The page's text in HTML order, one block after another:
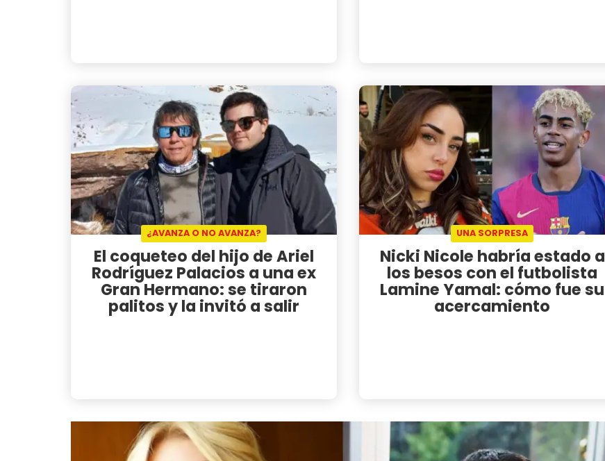
¿AVANZA O NO AVANZA?
El coqueteo del hijo de Ariel
Rodríguez Palacios a una ex
Gran Hermano: se tiraron
palitos y la invitó a salir
UNA SORPRESA
Nicki Nicole habría estado a
los besos con el futbolista
Lamine Yamal: cómo fue su
acercamiento